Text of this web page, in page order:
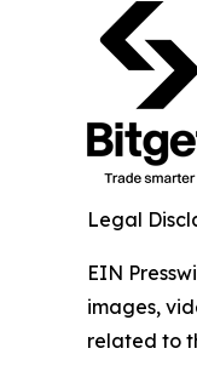
Legal
EIN
images,
related to